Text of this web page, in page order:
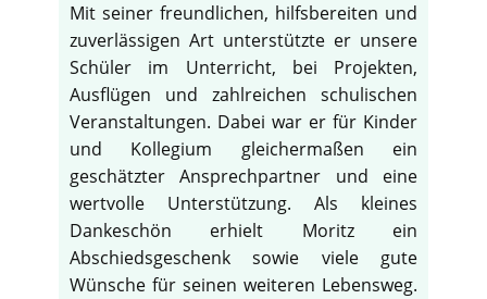
Mit seiner freundlichen, hilfsbereiten und
zuverlässigen Art unterstützte er unsere
Schüler im Unterricht, bei Projekten,
Ausflügen und zahlreichen schulischen
Veranstaltungen. Dabei war er für Kinder
und Kollegium gleichermaßen ein
geschätzter Ansprechpartner und eine
wertvolle Unterstützung. Als kleines
Dankeschön erhielt Moritz ein
Abschiedsgeschenk sowie viele gute
Wünsche für seinen weiteren Lebensweg.